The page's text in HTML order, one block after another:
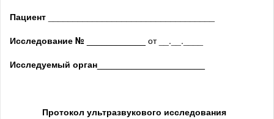
Пациент
Исследование № ____________ от __.__.____
Исследуемый орган
Протокол ультразвукового исследования